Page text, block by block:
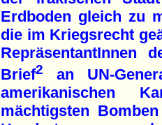
Erdboden gleich zu
die im Kriegsrecht
RepräsentantInnen
Brief2
an UN-
amerikanischen
mächtigsten